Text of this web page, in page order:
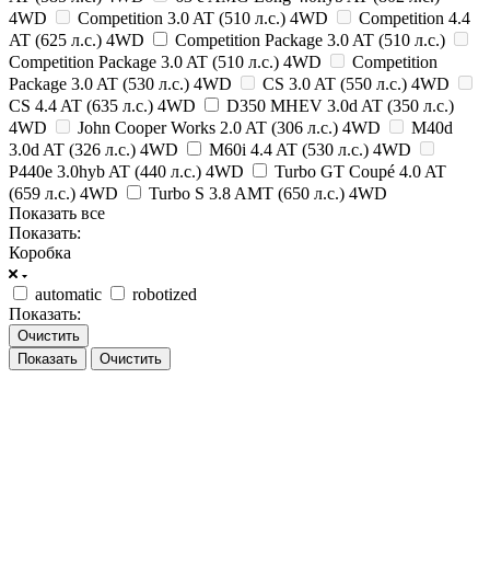
4WD
Competition 3.0 AT (510 л.с.) 4WD
Competition 4.4
AT (625 л.с.) 4WD
Competition Package 3.0 AT (510 л.с.)
Competition Package 3.0 AT (510 л.с.) 4WD
Competition
Package 3.0 AT (530 л.с.) 4WD
CS 3.0 AT (550 л.с.) 4WD
CS 4.4 AT (635 л.с.) 4WD
D350 MHEV 3.0d AT (350 л.с.)
4WD
John Cooper Works 2.0 AT (306 л.с.) 4WD
M40d
3.0d AT (326 л.с.) 4WD
M60i 4.4 AT (530 л.с.) 4WD
P440e 3.0hyb AT (440 л.с.) 4WD
Turbo GT Coupé 4.0 AT
(659 л.с.) 4WD
Turbo S 3.8 AMT (650 л.с.) 4WD
Показать все
Показать:
Коробка
automatic
robotized
Показать:
Очистить
Очистить